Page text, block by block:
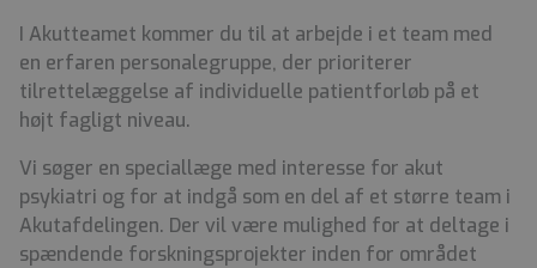
I Akutteamet kommer du til at arbejde i et team med
en erfaren personalegruppe, der prioriterer
tilrettelæggelse af individuelle patientforløb på et
højt fagligt niveau.
Vi søger en speciallæge med interesse for akut
psykiatri og for at indgå som en del af et større team i
Akutafdelingen. Der vil være mulighed for at deltage i
spændende forskningsprojekter inden for området